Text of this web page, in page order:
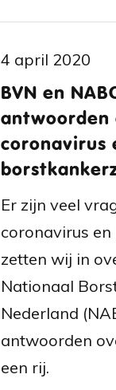
4 april 2020
BVN en
antwoorden
coronavirus
Er zijn veel
coronavirus
zetten wij in
Nationaal
Nederland
antwoorden
een rij.